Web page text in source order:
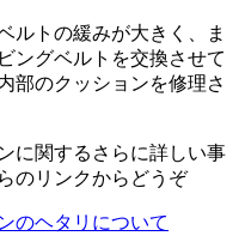
ルトの緩みが大きく、ま
ングベルトを交換させて
部のクッションを修理さ
に関するさらに詳しい事
のリンクからどうぞ
のヘタリについて